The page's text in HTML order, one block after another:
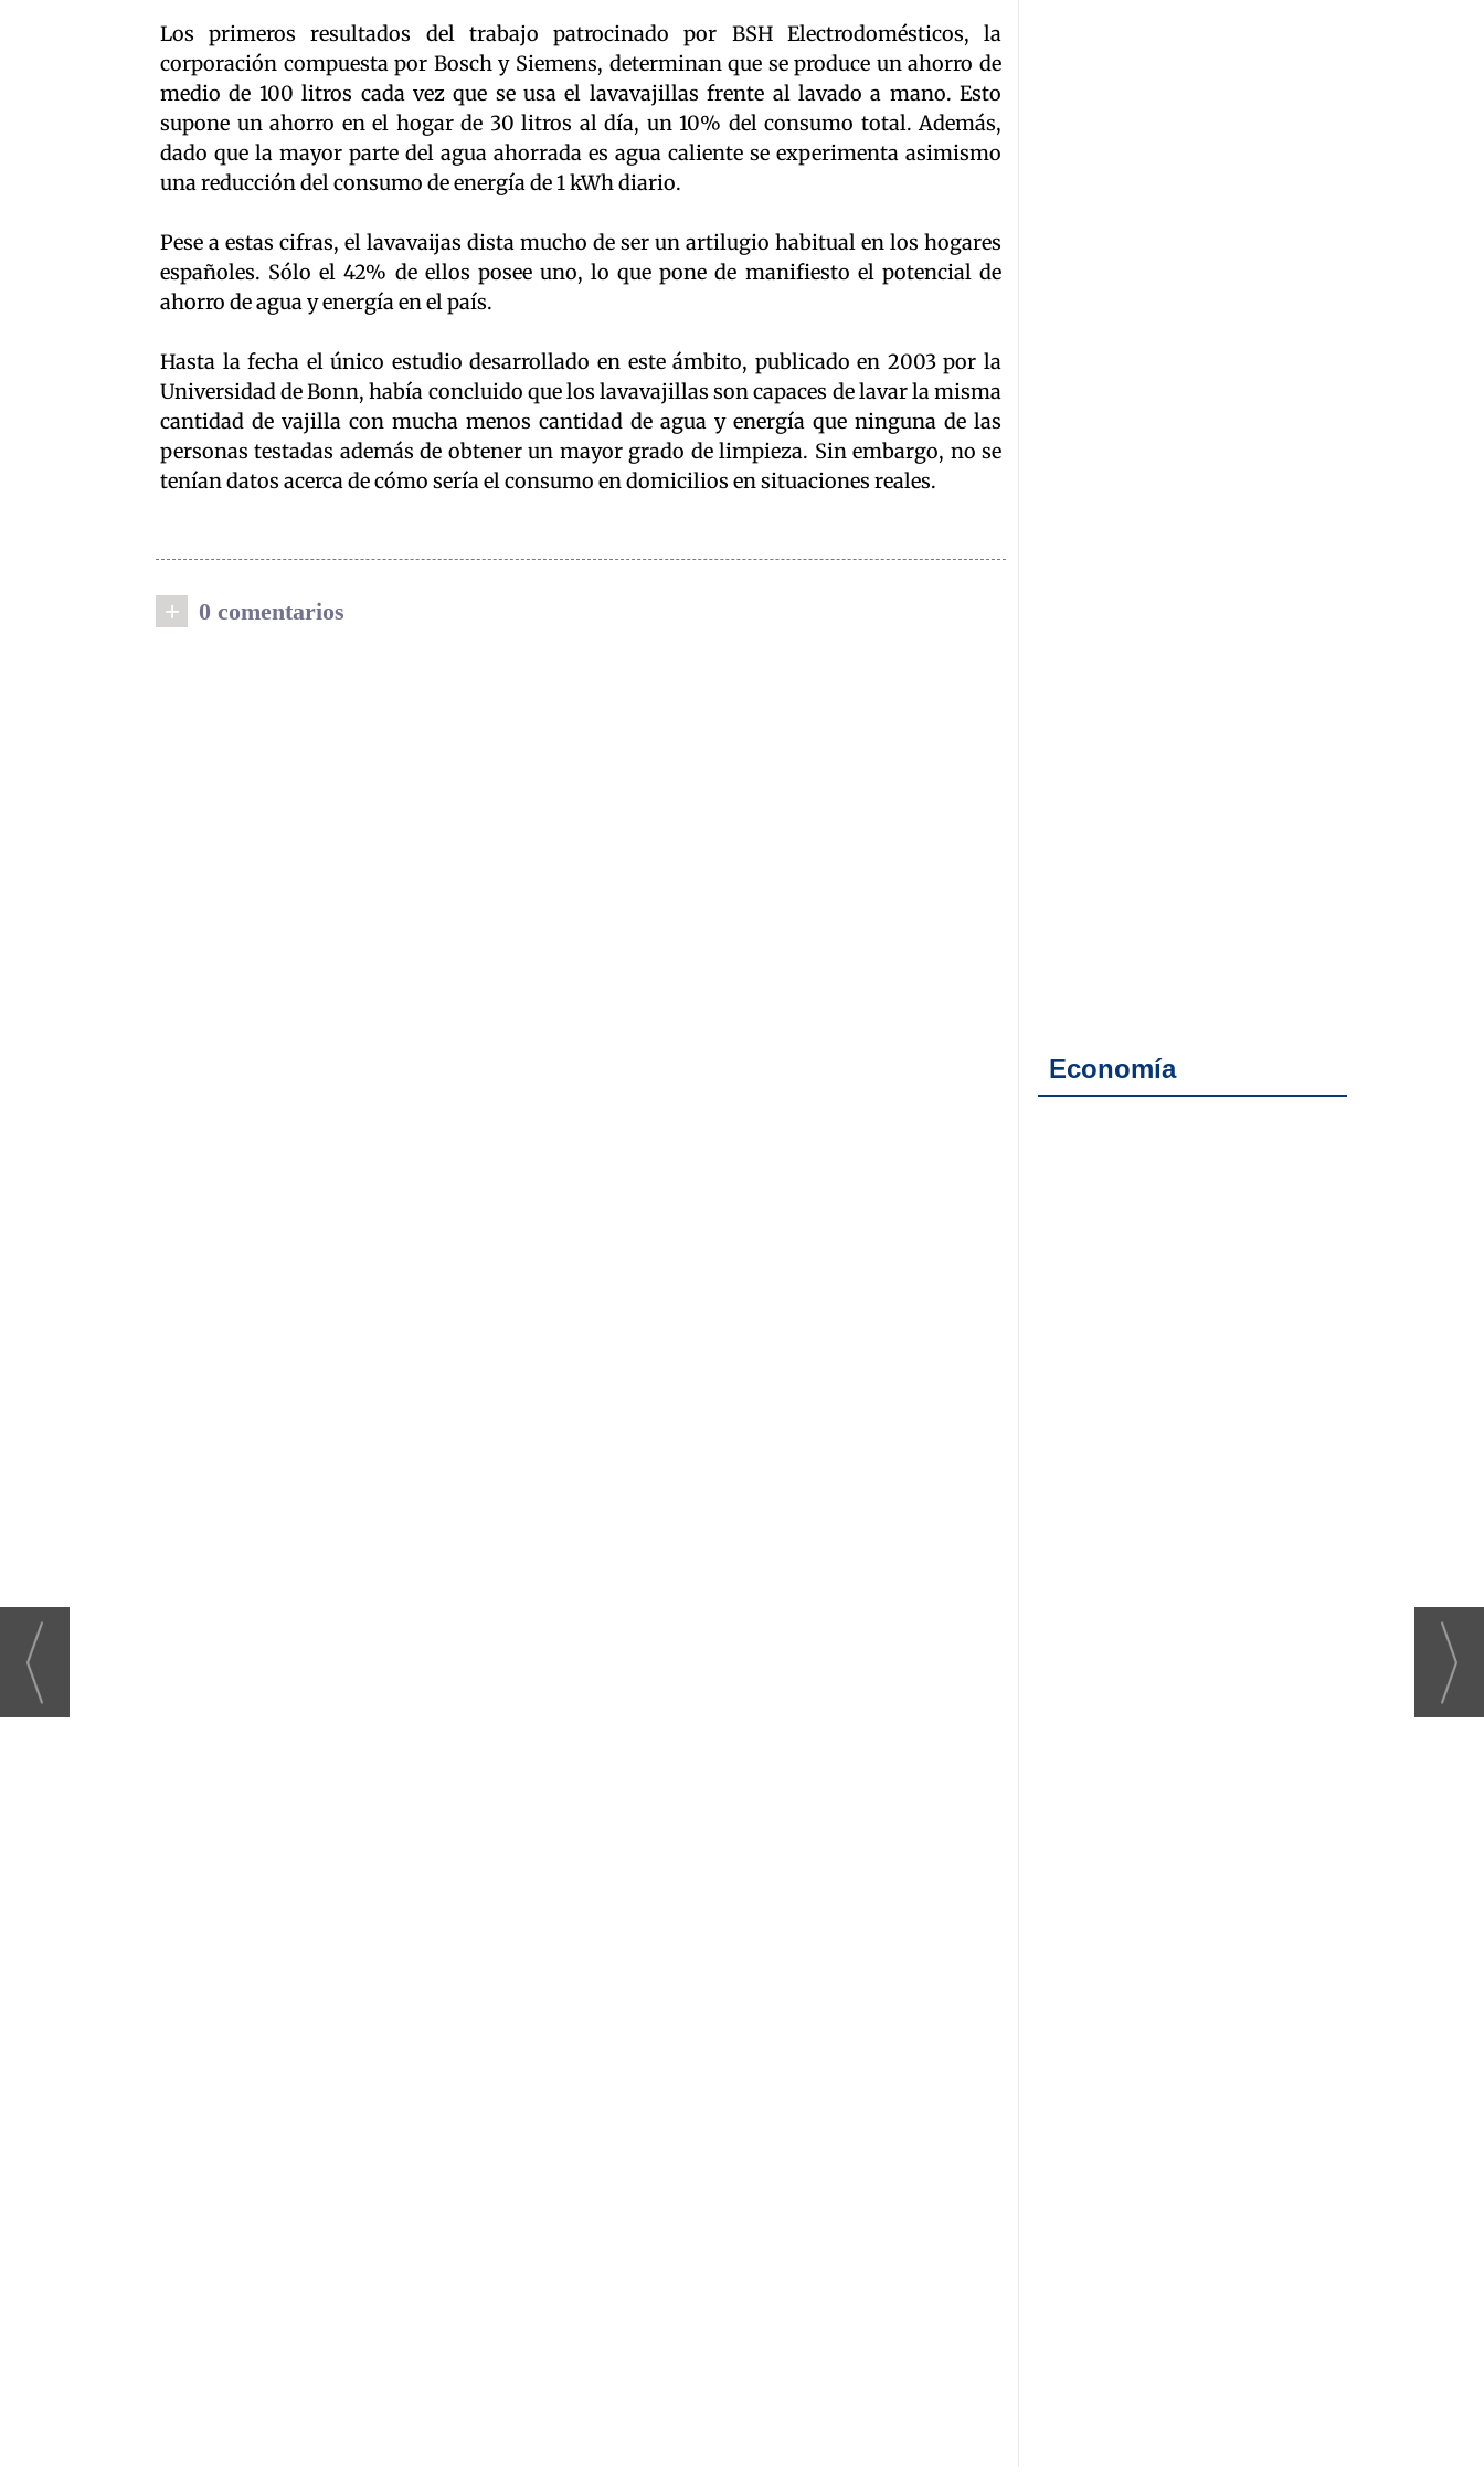
Los primeros resultados del trabajo patrocinado por BSH Electrodomésticos, la
corporación compuesta por Bosch y Siemens, determinan que se produce un ahorro de
medio de 100 litros cada vez que se usa el lavavajillas frente al lavado a mano. Esto
supone un ahorro en el hogar de 30 litros al día, un 10% del consumo total. Además,
dado que la mayor parte del agua ahorrada es agua caliente se experimenta asimismo
una reducción del consumo de energía de 1 kWh diario.
Pese a estas cifras, el lavavaijas dista mucho de ser un artilugio habitual en los hogares
españoles. Sólo el 42% de ellos posee uno, lo que pone de manifiesto el potencial de
ahorro de agua y energía en el país.
Hasta la fecha el único estudio desarrollado en este ámbito, publicado en 2003 por la
Universidad de Bonn, había concluido que los lavavajillas son capaces de lavar la misma
cantidad de vajilla con mucha menos cantidad de agua y energía que ninguna de las
personas testadas además de obtener un mayor grado de limpieza. Sin embargo, no se
tenían datos acerca de cómo sería el consumo en domicilios en situaciones reales.
+ 0 comentarios
Economía